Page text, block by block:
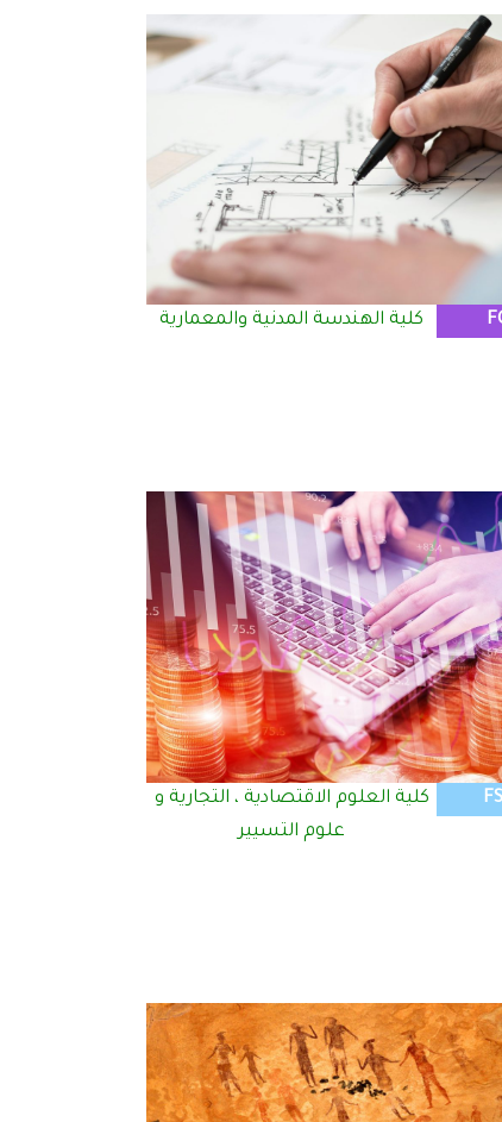
كلية الهندسة المدنية والمعمارية
كلية العلوم الاقتصادية ، التجارية و
علوم التسيير